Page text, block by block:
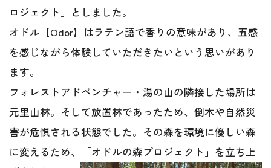
ロジェクト」としました。
オドル【Odor】はラテン語で香りの意味があり、五感
を感じながら体験していただきたいという思いがあり
ます。
フォレストアドベンチャー・湯の山の隣接した場所は
元里山林。そして放置林であったため、倒木や自然災
害が危惧される状態でした。その森を環境に優しい森
に変えるため、「オドルの森プロジェクト」を立ち上